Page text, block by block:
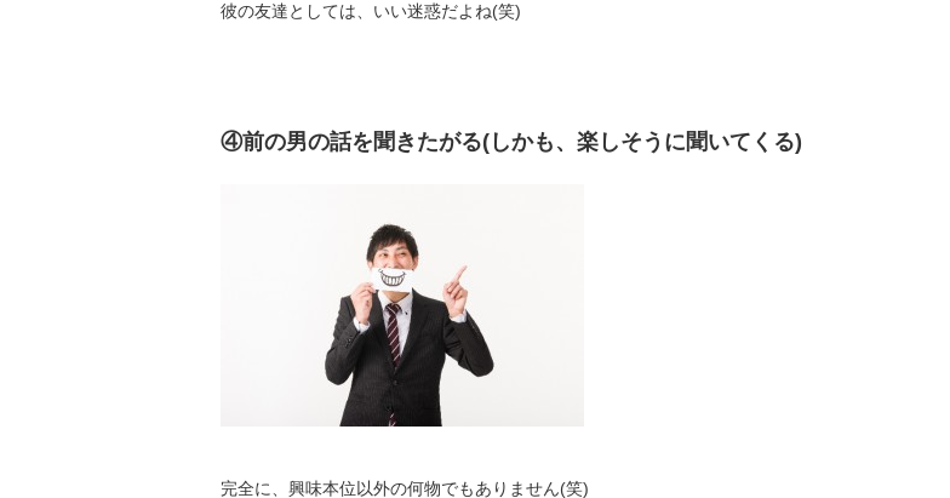
彼の友達としては、いい迷惑だよね(笑)
④前の男の話を聞きたがる(しかも、楽しそうに聞いてくる)
完全に、興味本位以外の何物でもありません(笑)